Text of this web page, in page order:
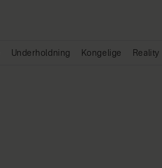
Underholdning Kongelige Reality